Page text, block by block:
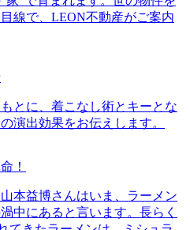
線で、LEON不動産がご案内
とに、着こなし術とキーとな
演出効果をお伝えします。
！
本益博さんはいま、ラーメン
中にあると言います。長らく